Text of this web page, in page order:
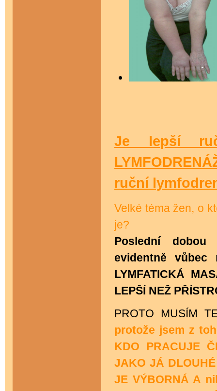
Je lepší
ruční
Velké téma žen, o
je?
Poslední
evidentně vůbec
LYMFATICKÁ
LEPŠÍ NEŽ
PROTO MUSÍM
protože jsem z
KDO PRACUJE
JAKO JÁ DLOUHÉ
JE VÝBORNÁ A